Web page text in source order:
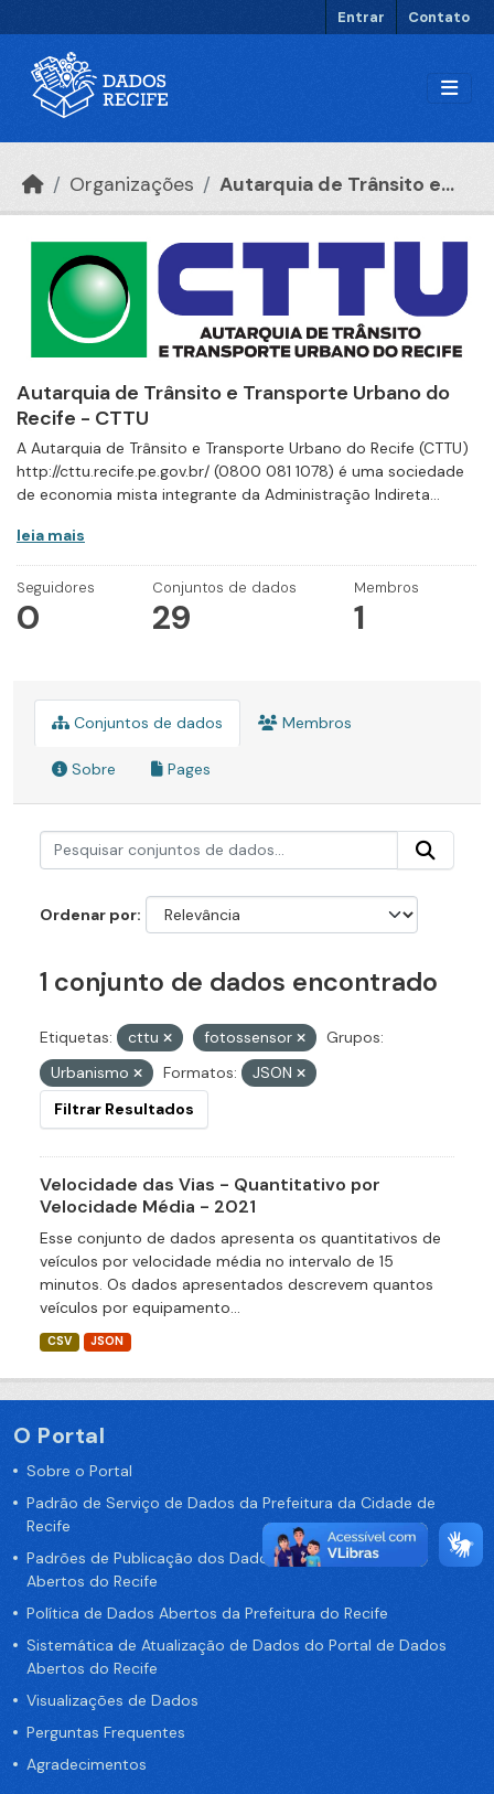
Entrar Contato
Organizações Autarquia de Trânsito e...
Autarquia de Trânsito e Transporte Urbano do
Recife - CTTU
A Autarquia de Trânsito e Transporte Urbano do Recife (CTTU)
http://cttu.recife.pe.gov.br/ (0800 081 1078) é uma sociedade
de economia mista integrante da Administração Indireta...
leia mais
Seguidores
0
Conjuntos de dados
29
Membros
1
Conjuntos de dados Membros
Sobre Pages
Ordenar por
1 conjunto de dados encontrado
Etiquetas: cttu fotossensor
Grupos:
Urbanismo
Formatos:
JSON
Filtrar Resultados
Velocidade das Vias - Quantitativo por
Velocidade Média - 2021
Esse conjunto de dados apresenta os quantitativos de
veículos por velocidade média no intervalo de 15
minutos. Os dados apresentados descrevem quantos
veículos por equipamento...
CSV JSON
O Portal
Sobre o Portal
Padrão de Serviço de Dados da Prefeitura da Cidade de
Recife
Padrões de Publicação dos Dados no Portal de Dados
Abertos do Recife
Política de Dados Abertos da Prefeitura do Recife
Sistemática de Atualização de Dados do Portal de Dados
Abertos do Recife
Visualizações de Dados
Perguntas Frequentes
Agradecimentos